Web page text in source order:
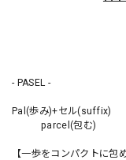
- PASEL -
Pal(歩み)+セル(suffix)
parcel(包む)
【一歩をコンパクトに包